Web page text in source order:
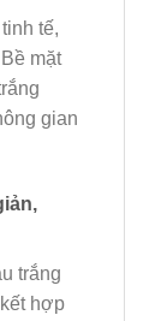
tế,
mặt
gian
trắng
hợp